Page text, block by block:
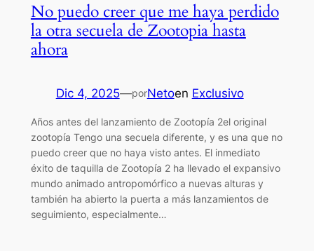
No puedo creer que me haya perdido
la otra secuela de Zootopia hasta
ahora
Dic 4, 2025—porNetoen Exclusivo
Años antes del lanzamiento de Zootopía 2el original
zootopía Tengo una secuela diferente, y es una que no
puedo creer que no haya visto antes. El inmediato
éxito de taquilla de Zootopía 2 ha llevado el expansivo
mundo animado antropomórfico a nuevas alturas y
también ha abierto la puerta a más lanzamientos de
seguimiento, especialmente…